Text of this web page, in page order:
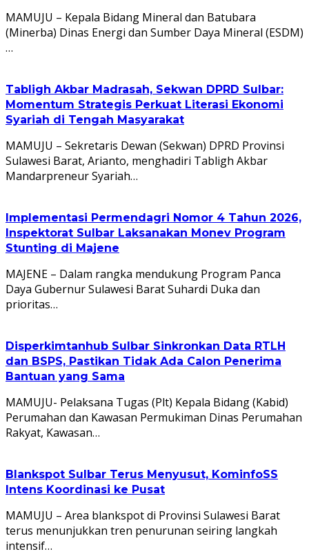
MAMUJU – Kepala Bidang Mineral dan Batubara
(Minerba) Dinas Energi dan Sumber Daya Mineral (ESDM)
…
Tabligh Akbar Madrasah, Sekwan DPRD Sulbar:
Momentum Strategis Perkuat Literasi Ekonomi
Syariah di Tengah Masyarakat
MAMUJU – Sekretaris Dewan (Sekwan) DPRD Provinsi
Sulawesi Barat, Arianto, menghadiri Tabligh Akbar
Mandarpreneur Syariah…
Implementasi Permendagri Nomor 4 Tahun 2026,
Inspektorat Sulbar Laksanakan Monev Program
Stunting di Majene
MAJENE – Dalam rangka mendukung Program Panca
Daya Gubernur Sulawesi Barat Suhardi Duka dan
prioritas…
Disperkimtanhub Sulbar Sinkronkan Data RTLH
dan BSPS, Pastikan Tidak Ada Calon Penerima
Bantuan yang Sama
MAMUJU- Pelaksana Tugas (Plt) Kepala Bidang (Kabid)
Perumahan dan Kawasan Permukiman Dinas Perumahan
Rakyat, Kawasan…
Blankspot Sulbar Terus Menyusut, KominfoSS
Intens Koordinasi ke Pusat
MAMUJU – Area blankspot di Provinsi Sulawesi Barat
terus menunjukkan tren penurunan seiring langkah
intensif…